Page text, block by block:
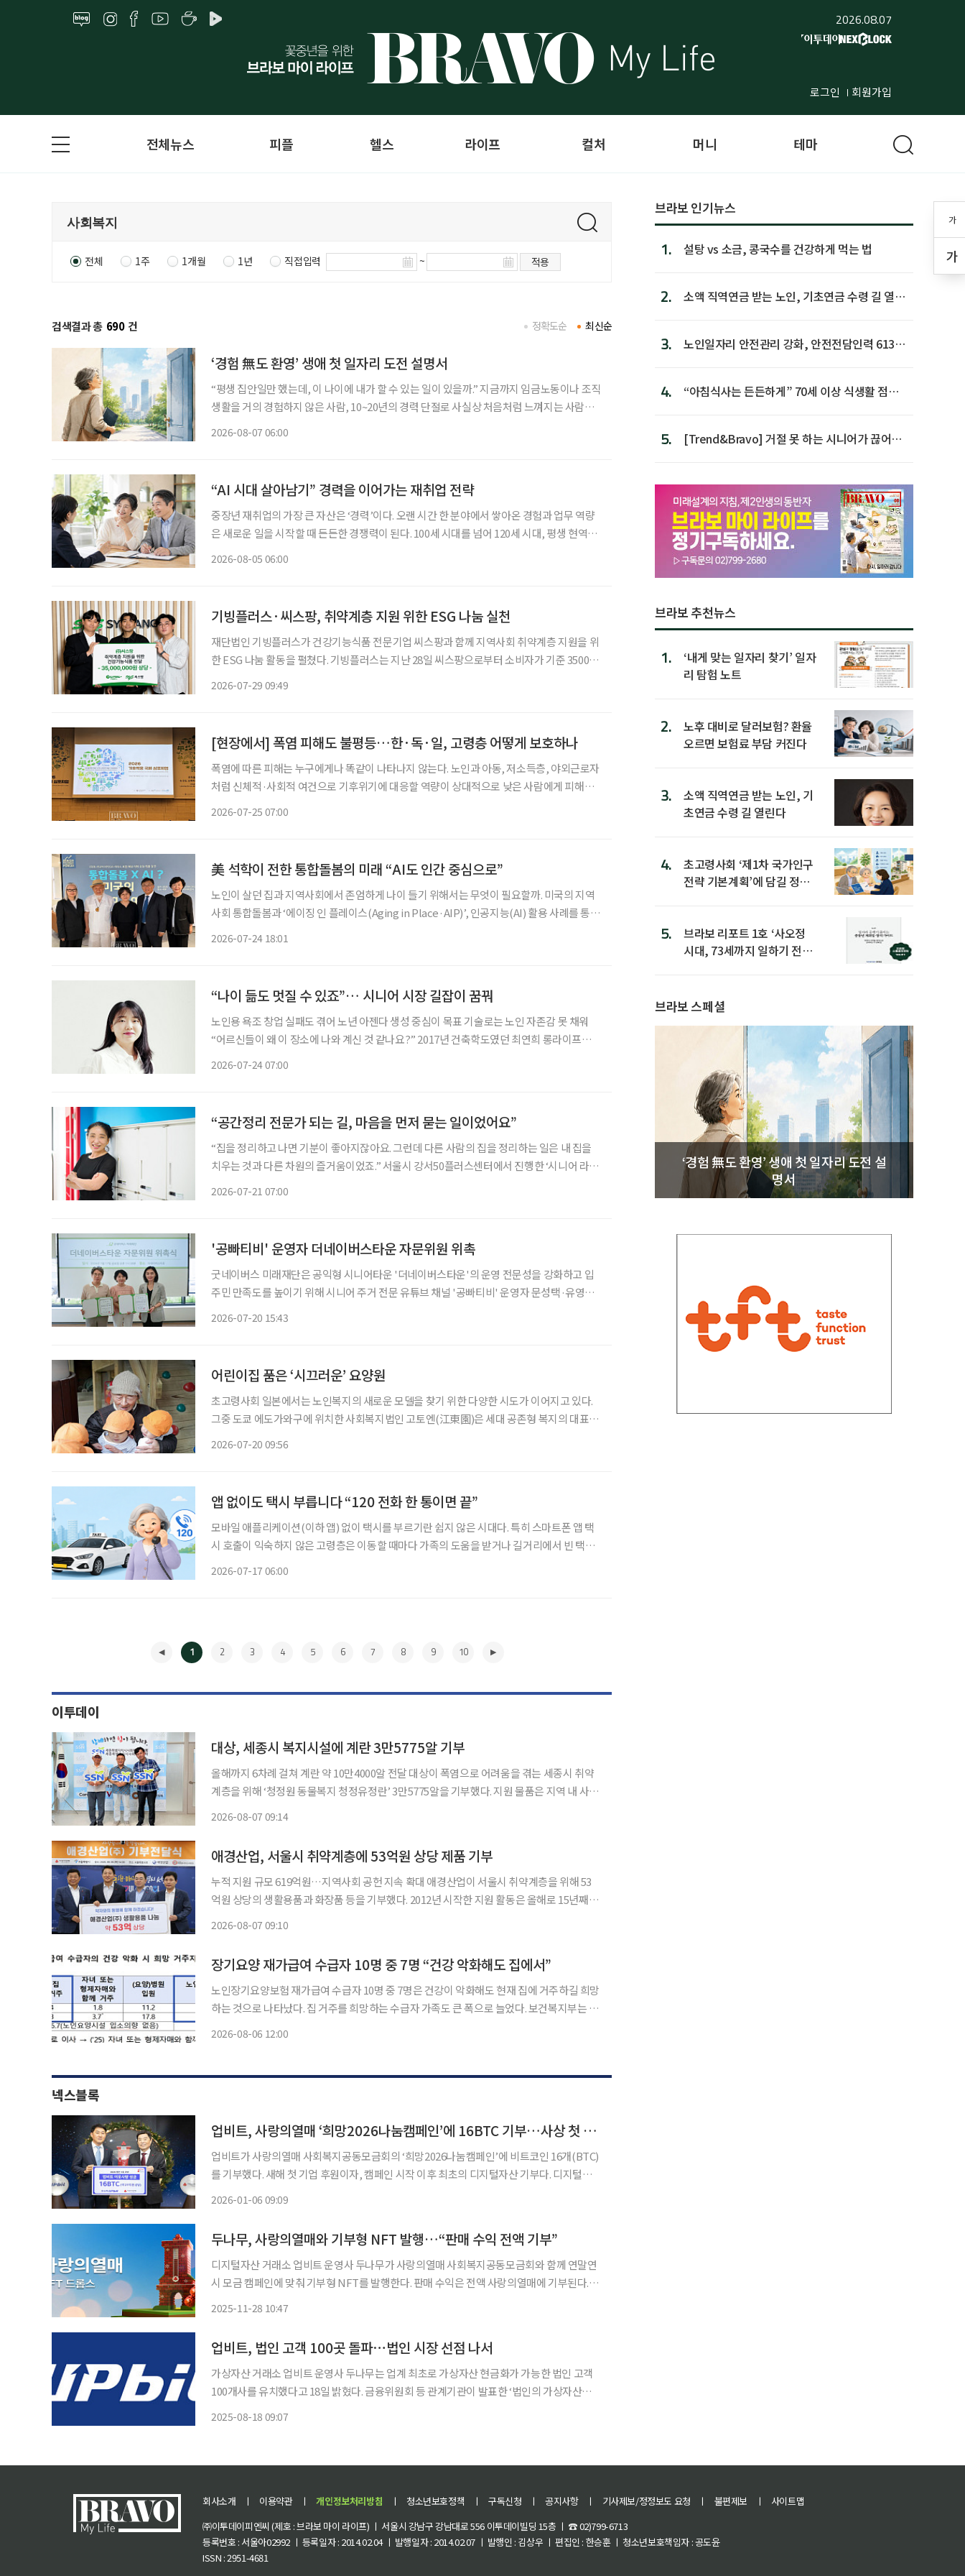
2026.08.07
로그인 회원가입
가
가
전체뉴스 피플 헬스 라이프 컬처 머니 테마
전체 1주 1개월 1년 직접입력 ~ 적용
검색결과 총 690 건 최신순
정확도순
‘경험 無도 환영’ 생애 첫 일자리 도전 설명서
“평생 집안일만 했는데, 이 나이에 내가 할 수 있는 일이 있을까.” 지금까지 임금노동이나 조직
생활을 거의 경험하지 않은 사람, 10~20년의 경력 단절로 사실상 처음처럼 느껴지는 사람은
2026-08-07 06:00
“AI 시대 살아남기” 경력을 이어가는 재취업 전략
중장년 재취업의 가장 큰 자산은 ‘경력’이다. 오랜 시간 한 분야에서 쌓아온 경험과 업무 역량
은 새로운 일을 시작할 때 든든한 경쟁력이 된다. 100세 시대를 넘어 120세 시대, 평생 현역을
2026-08-05 06:00
기빙플러스·씨스팡, 취약계층 지원 위한 ESG 나눔 실천
재단법인 기빙플러스가 건강기능식품 전문기업 씨스팡과 함께 지역사회 취약계층 지원을 위
한 ESG 나눔 활동을 펼쳤다. 기빙플러스는 지난 28일 씨스팡으로부터 소비자가 기준 3500만
2026-07-29 09:49
[현장에서] 폭염 피해도 불평등…한·독·일, 고령층 어떻게 보호하나
폭염에 따른 피해는 누구에게나 똑같이 나타나지 않는다. 노인과 아동, 저소득층, 야외근로자
처럼 신체적·사회적 여건으로 기후위기에 대응할 역량이 상대적으로 낮은 사람에게 피해가
2026-07-25 07:00
美 석학이 전한 통합돌봄의 미래 “AI도 인간 중심으로”
노인이 살던 집과 지역사회에서 존엄하게 나이 들기 위해서는 무엇이 필요할까. 미국의 지역
사회 통합돌봄과 ‘에이징 인 플레이스(Aging in Place·AIP)’, 인공지능(AI) 활용 사례를 통해
2026-07-24 18:01
“나이 듦도 멋질 수 있죠”… 시니어 시장 길잡이 꿈꿔
노인용 욕조 창업 실패도 겪어 노년 아젠다 생성 중심이 목표 기술로는 노인 자존감 못 채워
“어르신들이 왜 이 장소에 나와 계신 것 같나요?” 2017년 건축학도였던 최연희 롱라이프랩
2026-07-24 07:00
“공간정리 전문가 되는 길, 마음을 먼저 묻는 일이었어요”
“집을 정리하고 나면 기분이 좋아지잖아요. 그런데 다른 사람의 집을 정리하는 일은 내 집을
치우는 것과 다른 차원의 즐거움이었죠.” 서울시 강서50플러스센터에서 진행한 ‘시니어 라이
2026-07-21 07:00
'공빠티비' 운영자 더네이버스타운 자문위원 위촉
굿네이버스 미래재단은 공익형 시니어타운 '더네이버스타운'의 운영 전문성을 강화하고 입
주민 만족도를 높이기 위해 시니어 주거 전문 유튜브 채널 '공빠티비' 운영자 문성택·유영란
2026-07-20 15:43
어린이집 품은 ‘시끄러운’ 요양원
초고령사회 일본에서는 노인복지의 새로운 모델을 찾기 위한 다양한 시도가 이어지고 있다.
그중 도쿄 에도가와구에 위치한 사회복지법인 고토엔(江東園)은 세대 공존형 복지의 대표 사
2026-07-20 09:56
앱 없이도 택시 부릅니다 “120 전화 한 통이면 끝”
모바일 애플리케이션(이하 앱) 없이 택시를 부르기란 쉽지 않은 시대다. 특히 스마트폰 앱 택
시 호출이 익숙하지 않은 고령층은 이동할 때마다 가족의 도움을 받거나 길거리에서 빈 택시
2026-07-17 06:00
1 2 3 4 5 6 7 8 9 10
이투데이
대상, 세종시 복지시설에 계란 3만5775알 기부
올해까지 6차례 걸쳐 계란 약 10만4000알 전달 대상이 폭염으로 어려움을 겪는 세종시 취약
계층을 위해 ‘청정원 동물복지 청정유정란’ 3만5775알을 기부했다. 지원 물품은 지역 내 사회
2026-08-07 09:14
애경산업, 서울시 취약계층에 53억원 상당 제품 기부
누적 지원 규모 619억원…지역사회 공헌 지속 확대 애경산업이 서울시 취약계층을 위해 53
억원 상당의 생활용품과 화장품 등을 기부했다. 2012년 시작한 지원 활동은 올해로 15년째를
2026-08-07 09:10
장기요양 재가급여 수급자 10명 중 7명 “건강 악화해도 집에서”
노인장기요양보험 재가급여 수급자 10명 중 7명은 건강이 악화해도 현재 집에 거주하길 희망
하는 것으로 나타났다. 집 거주를 희망하는 수급자 가족도 큰 폭으로 늘었다. 보건복지부는 6
2026-08-06 12:00
넥스블록
업비트, 사랑의열매 ‘희망2026나눔캠페인’에 16BTC 기부…사상 첫 디지털자산 기부
업비트가 사랑의열매 사회복지공동모금회의 ‘희망2026나눔캠페인’에 비트코인 16개(BTC)
를 기부했다. 새해 첫 기업 후원이자, 캠페인 시작 이후 최초의 디지털자산 기부다. 디지털자
2026-01-06 09:09
두나무, 사랑의열매와 기부형 NFT 발행…“판매 수익 전액 기부”
디지털자산 거래소 업비트 운영사 두나무가 사랑의열매 사회복지공동모금회와 함께 연말연
시 모금 캠페인에 맞춰 기부형 NFT를 발행한다. 판매 수익은 전액 사랑의열매에 기부된다. 두
2025-11-28 10:47
업비트, 법인 고객 100곳 돌파⋯법인 시장 선점 나서
가상자산 거래소 업비트 운영사 두나무는 업계 최초로 가상자산 현금화가 가능한 법인 고객
100개사를 유치했다고 18일 밝혔다. 금융위원회 등 관계기관이 발표한 ‘법인의 가상자산시
2025-08-18 09:07
브라보 인기뉴스
1. 설탕 vs 소금, 콩국수를 건강하게 먹는 법
2.
소액 직역연금 받는 노인, 기초연금 수령 길 열린
3.
노인일자리 안전관리 강화, 안전전담인력 613명
4.
“아침식사는 든든하게” 70세 이상 식생활 점수
5.
[Trend&Bravo] 거절 못 하는 시니어가 끊어야
브라보 추천뉴스
1.
‘내게 맞는 일자리 찾기’ 일자
리 탐험 노트
2.
노후 대비로 달러보험? 환율
오르면 보험료 부담 커진다
3.
소액 직역연금 받는 노인, 기
초연금 수령 길 열린다
4.
초고령사회 ‘제1차 국가인구
전략 기본계획’에 담길 정책
5.
브라보 리포트 1호 ‘사오정
시대, 73세까지 일하기 전략’
브라보 스페셜
‘경험 無도 환영’ 생애 첫 일자리 도전 설
명서
회사소개 ㅣ 이용약관 ㅣ 개인정보처리방침 ㅣ 청소년보호정책 ㅣ 구독신청 ㅣ 공지사항 ㅣ 기사제보/정정보도 요청 ㅣ 불편제보 ㅣ
사이트맵
㈜이투데이피엔씨 (제호 : 브라보 마이 라이프) ㅣ 서울시 강남구 강남대로 556 이투데이빌딩 15층 ㅣ ☎ 02)799-6713
등록번호 : 서울아02992 ㅣ 등록일자 : 2014.02.04 ㅣ 발행일자 : 2014.02.07 ㅣ 발행인 : 김상우 ㅣ 편집인 : 한승훈 ㅣ 청소년보호책임자 : 공도윤
ISSN : 2951-4681